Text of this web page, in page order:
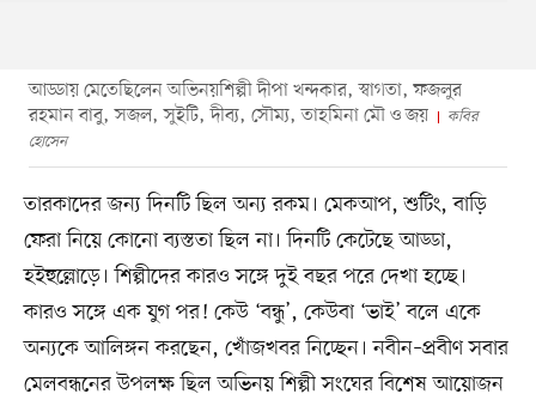
আড্ডায় মেতেছিলেন অভিনয়শিল্পী দীপা খন্দকার, স্বাগতা, ফজলুর
রহমান বাবু, সজল, সুইটি, দীব্য, সৌম্য, তাহমিনা মৌ ও জয়
কবির
হোসেন
তারকাদের জন্য দিনটি ছিল অন্য রকম। মেকআপ, শুটিং, বাড়ি
ফেরা নিয়ে কোনো ব্যস্ততা ছিল না। দিনটি কেটেছে আড্ডা,
হইহুল্লোড়ে। শিল্পীদের কারও সঙ্গে দুই বছর পরে দেখা হচ্ছে।
কারও সঙ্গে এক যুগ পর! কেউ ‘বন্ধু’, কেউবা ‘ভাই’ বলে একে
অন্যকে আলিঙ্গন করছেন, খোঁজখবর নিচ্ছেন। নবীন–প্রবীণ সবার
মেলবন্ধনের উপলক্ষ ছিল অভিনয় শিল্পী সংঘের বিশেষ আয়োজন